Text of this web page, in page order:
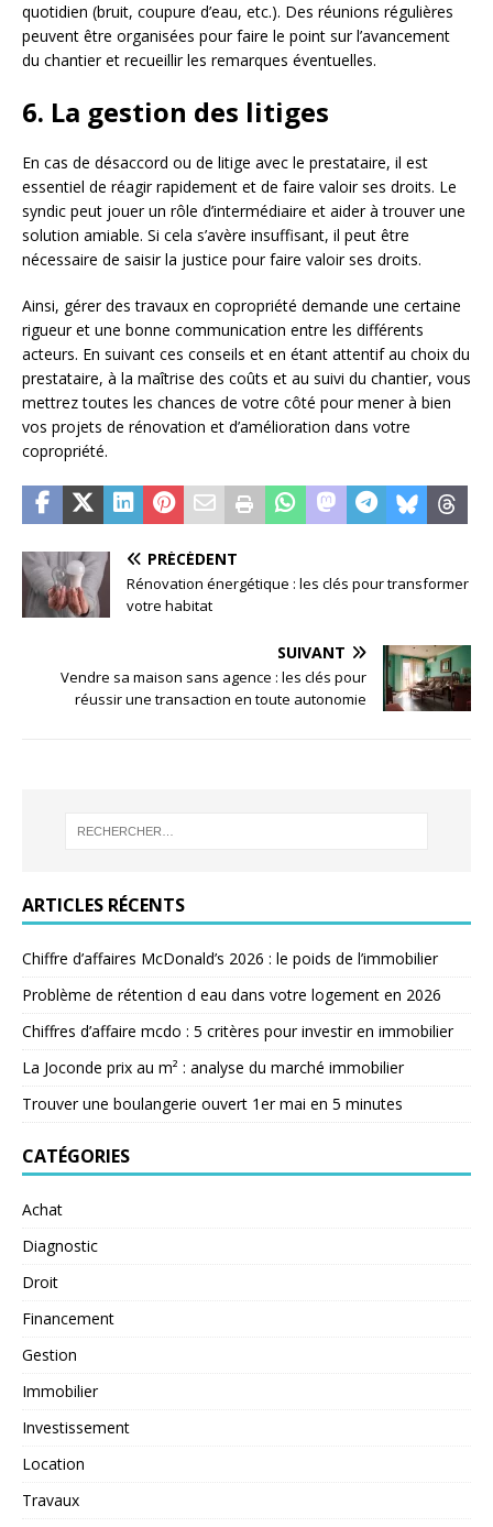
quotidien (bruit, coupure d’eau, etc.). Des réunions régulières
peuvent être organisées pour faire le point sur l’avancement
du chantier et recueillir les remarques éventuelles.
6. La gestion des litiges
En cas de désaccord ou de litige avec le prestataire, il est
essentiel de réagir rapidement et de faire valoir ses droits. Le
syndic peut jouer un rôle d’intermédiaire et aider à trouver une
solution amiable. Si cela s’avère insuffisant, il peut être
nécessaire de saisir la justice pour faire valoir ses droits.
Ainsi, gérer des travaux en copropriété demande une certaine
rigueur et une bonne communication entre les différents
acteurs. En suivant ces conseils et en étant attentif au choix du
prestataire, à la maîtrise des coûts et au suivi du chantier, vous
mettrez toutes les chances de votre côté pour mener à bien
vos projets de rénovation et d’amélioration dans votre
copropriété.
PRÉCÉDENT
Rénovation énergétique : les clés pour transformer
votre habitat
SUIVANT
Vendre sa maison sans agence : les clés pour
réussir une transaction en toute autonomie
ARTICLES RÉCENTS
Chiffre d’affaires McDonald’s 2026 : le poids de l’immobilier
Problème de rétention d eau dans votre logement en 2026
Chiffres d’affaire mcdo : 5 critères pour investir en immobilier
La Joconde prix au m² : analyse du marché immobilier
Trouver une boulangerie ouvert 1er mai en 5 minutes
CATÉGORIES
Achat
Diagnostic
Droit
Financement
Gestion
Immobilier
Investissement
Location
Travaux